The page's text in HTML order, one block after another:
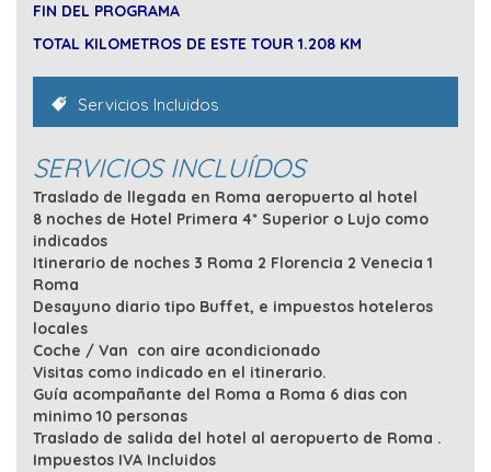
FIN DEL PROGRAMA
TOTAL KILOMETROS DE ESTE TOUR 1.208 KM
Servicios Incluidos
SERVICIOS INCLUÍDOS
Traslado de llegada en Roma aeropuerto al hotel
8 noches de Hotel Primera 4* Superior o Lujo como
indicados
Itinerario de noches 3 Roma 2 Florencia 2 Venecia 1
Roma
Desayuno diario tipo Buffet, e impuestos hoteleros
locales
Coche / Van con aire acondicionado
Visitas como indicado en el itinerario.
Guía acompañante del Roma a Roma 6 dias con
minimo 10 personas
Traslado de salida del hotel al aeropuerto de Roma .
Impuestos IVA Incluidos